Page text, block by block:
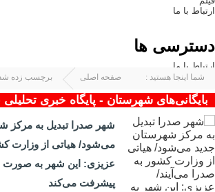
ارتباط با ما
دسترسی ها
ارتباط با ما
شما اینجا هستید : صفحه اصلی برچسب زده
بایگانی‌های شهرستان - پایگاه خبری تحلیلی
شهر صدرا تبدیل به مرکز
می‌شود/ هیاتی از وزارت
عزیزی: این شهر به صورت
پیشرفت می‌کند